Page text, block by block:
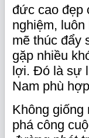
đức cao đẹp
nghiệm,
mẽ thúc đẩy
gặp nhiều
lợi. Đó là sự
Nam phù
Không giống
phá công